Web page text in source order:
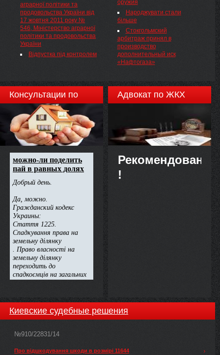
№ 705, зареєстрованим у
Міністерстві юстиції України
24 вересня 2012 року за №
1638/21950, НАКАЗУЮ:
аграрної політики та
продовольства України від
17 жовтня 2011 року №
546, Міністерство аграрної
політики та продовольства
України
Відпустка під контролем
оружия
Народжувати стали
більше
Стокгольмский
арбитраж принял в
производство
дополнительный иск
«Нафтогаза»
Консультации по
недвижимости
Адвокат по ЖКХ
Рекомендовано
!
Киевские судебные решения
№910/22831/14
Про відшкодування шкоди в розмірі 11644